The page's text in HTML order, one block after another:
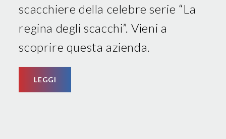
scacchiere della celebre serie “La
regina degli scacchi”. Vieni a
scoprire questa azienda.
LEGGI